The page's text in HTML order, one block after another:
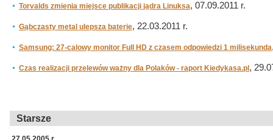
Torvalds zmienia miejsce publikacji jądra Linuksa, 07.09.2011 r.
Gąbczasty metal ulepsza baterie, 22.03.2011 r.
Samsung: 27-calowy monitor Full HD z czasem odpowiedzi 1 milisekunda
Czas realizacji przelewów ważny dla Polaków - raport Kiedykasa.pl ,
Starsze